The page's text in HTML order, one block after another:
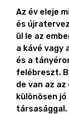
Az év eleje
és
ül le az
a kávé vagy
és a
felébreszt.
de van az
különösen
társasággal.